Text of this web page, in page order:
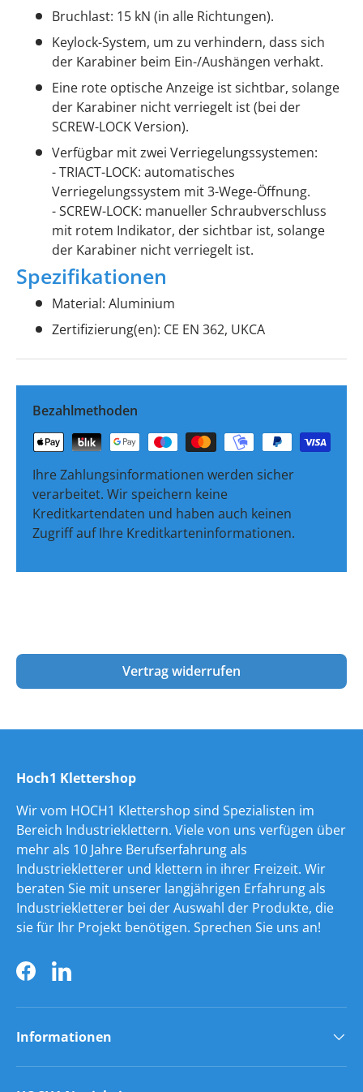
Bruchlast: 15 kN (in alle Richtungen).
Keylock-System, um zu verhindern, dass sich
der Karabiner beim Ein-/Aushängen verhakt.
Eine rote optische Anzeige ist sichtbar, solange
der Karabiner nicht verriegelt ist (bei der
SCREW-LOCK Version).
Verfügbar mit zwei Verriegelungssystemen:
- TRIACT-LOCK: automatisches
Verriegelungssystem mit 3-Wege-Öffnung.
- SCREW-LOCK: manueller Schraubverschluss
mit rotem Indikator, der sichtbar ist, solange
der Karabiner nicht verriegelt ist.
Spezifikationen
Material: Aluminium
Zertifizierung(en): CE EN 362, UKCA
Bezahlmethoden
Ihre Zahlungsinformationen werden sicher
verarbeitet. Wir speichern keine
Kreditkartendaten und haben auch keinen
Zugriff auf Ihre Kreditkarteninformationen.
Vertrag widerrufen
Hoch1 Klettershop
Wir vom HOCH1 Klettershop sind Spezialisten im
Bereich Industrieklettern. Viele von uns verfügen über
mehr als 10 Jahre Berufserfahrung als
Industriekletterer und klettern in ihrer Freizeit. Wir
beraten Sie mit unserer langjährigen Erfahrung als
Industriekletterer bei der Auswahl der Produkte, die
sie für Ihr Projekt benötigen. Sprechen Sie uns an!
FacebookLinkedIn
Informationen